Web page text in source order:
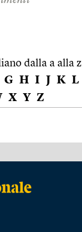
dalla a alla z
G H I J K L
X Y Z